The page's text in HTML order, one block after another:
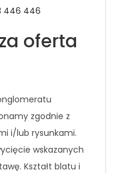
446 446
oferta
zgodnie z
i/lub rysunkami.
wskazanych
Kształt blatu i